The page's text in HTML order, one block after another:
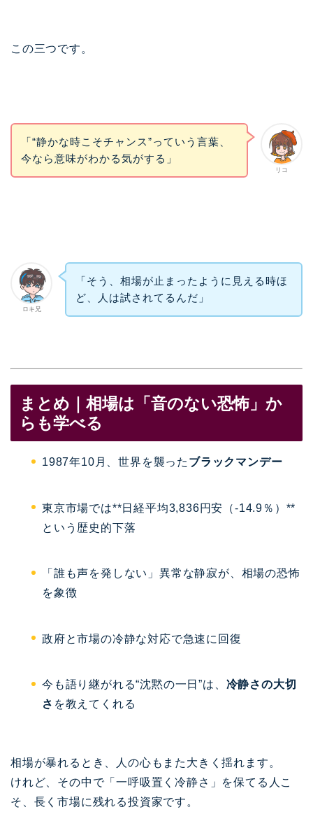
この三つです。
リコ
「“静かな時こそチャンス”っていう言葉、
今なら意味がわかる気がする」
ロキ兄
「そう、相場が止まったように見える時ほ
ど、人は試されてるんだ」
まとめ｜相場は「音のない恐怖」か
らも学べる
1987年10月、世界を襲った ブラックマンデー
東京市場では**日経平均3,836円安（-14.9％）**
という歴史的下落
「誰も声を発しない」異常な静寂が、相場の恐怖
を象徴
政府と市場の冷静な対応で急速に回復
今も語り継がれる“沈黙の一日”は、 冷静さの大切
さ を教えてくれる
相場が暴れるとき、人の心もまた大きく揺れます。
けれど、その中で「一呼吸置く冷静さ」を保てる人こ
そ、長く市場に残れる投資家です。